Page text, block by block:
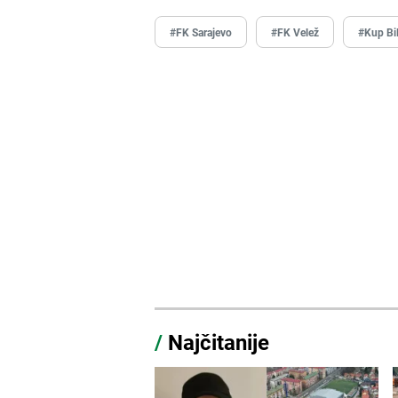
#FK Sarajevo #FK Velež #Kup
/ Najčitanije